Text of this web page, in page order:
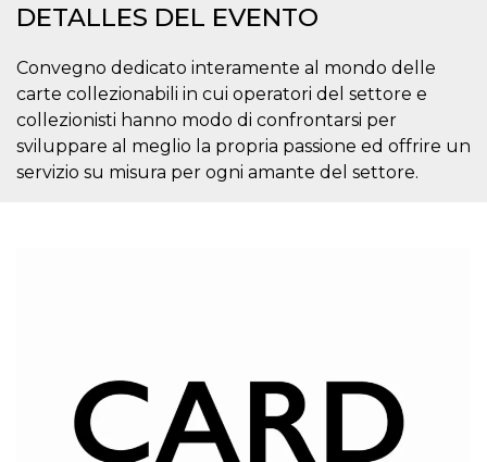
DETALLES DEL EVENTO
Convegno dedicato interamente al mondo delle
carte collezionabili in cui operatori del settore e
collezionisti hanno modo di confrontarsi per
sviluppare al meglio la propria passione ed offrire un
servizio su misura per ogni amante del settore.
los servicios de
procesamiento
de pagos,
facilitando el
almacenamiento
en el navegador
las páginas se
necesario que el
banner de
cookies de
Cookie-
Script.com